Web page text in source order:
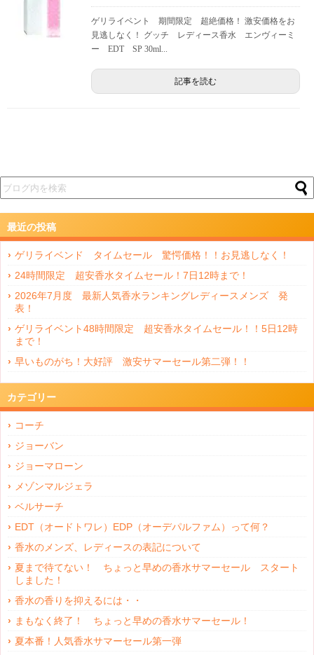
ゲリライベント 期間限定 超絶価格！ 激安価格をお
見逃しなく！ グッチ レディース香水 エンヴィーミ
ー EDT SP 30ml...
記事を読む
最近の投稿
ゲリライベンド タイムセール 驚愕価格！！お見逃しなく！
24時間限定 超安香水タイムセール！7日12時まで！
2026年7月度 最新人気香水ランキングレディースメンズ 発
表！
ゲリライベント48時間限定 超安香水タイムセール！！5日12時
まで！
早いものがち！大好評 激安サマーセール第二弾！！
カテゴリー
コーチ
ジョーバン
ジョーマローン
メゾンマルジェラ
ベルサーチ
EDT（オードトワレ）EDP（オーデパルファム）って何？
香水のメンズ、レディースの表記について
夏まで待てない！ ちょっと早めの香水サマーセール スタート
しました！
香水の香りを抑えるには・・
まもなく終了！ ちょっと早めの香水サマーセール！
夏本番！人気香水サマーセール第一弾